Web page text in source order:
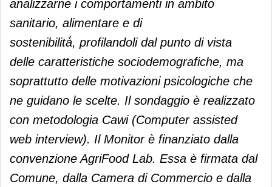
analizzarne i comportamenti in ambito
sanitario, alimentare e di
sostenibilità̀, profilandoli dal punto di vista
delle caratteristiche sociodemografiche, ma
soprattutto delle motivazioni psicologiche che
ne guidano le scelte. Il sondaggio è realizzato
con metodologia Cawi (Computer assisted
web interview). Il Monitor è finanziato dalla
convenzione AgriFood Lab. Essa è firmata dal
Comune, dalla Camera di Commercio e dalla